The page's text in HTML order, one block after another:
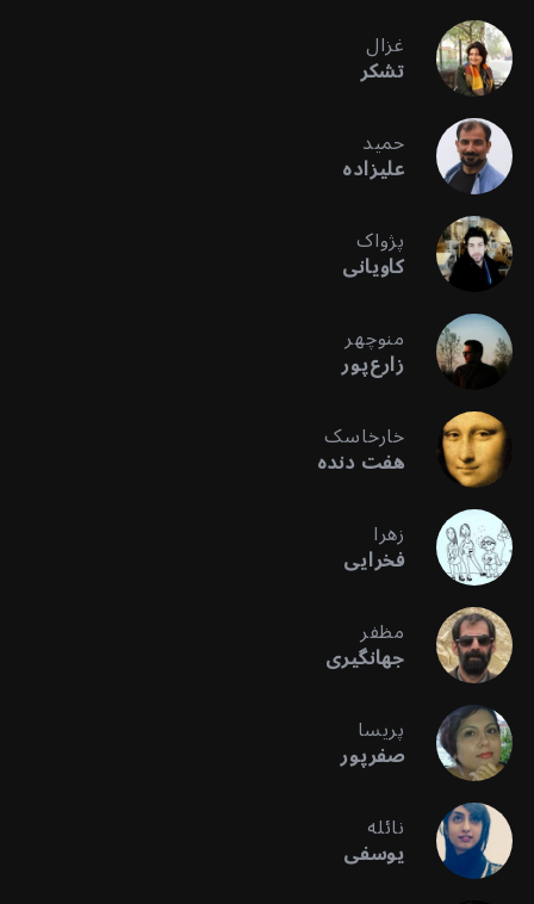
غزال
تشکر
حمید
علیزاده
پژواک
کاویانی
منوچهر
زارع‌پور
خارخاسک
هفت دنده
زهرا
فخرایی
مظفر
جهانگیری
پریسا
صفرپور
نائله
یوسفی